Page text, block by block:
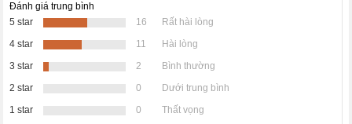
Đánh giá trung bình
5 star
16
Rất hài lòng
4 star
11
Hài lòng
3 star
2
Bình thường
2 star
0
Dưới trung bình
1 star
0 Thất vọng